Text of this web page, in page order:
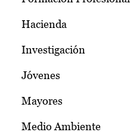
Hacienda
Investigación
Jóvenes
Mayores
Medio Ambiente